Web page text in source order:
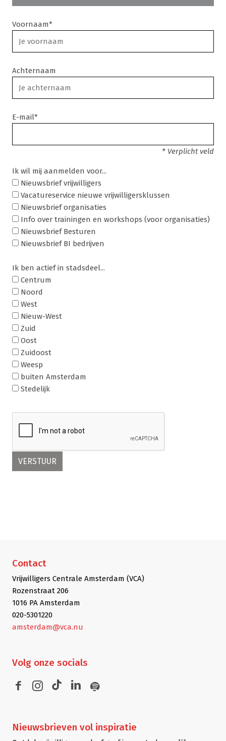
Voornaam*
Achternaam
E-mail*
* Verplicht veld
Ik wil mij aanmelden voor...
Nieuwsbrief vrijwilligers
Vacatureservice nieuwe vrijwilligersklussen
Nieuwsbrief organisaties
Info over trainingen en workshops (voor organisaties)
Nieuwsbrief Besturen
Nieuwsbrief BI bedrijven
Ik ben actief in stadsdeel...
Centrum
Noord
West
Nieuw-West
Zuid
Oost
Zuidoost
Weesp
buiten Amsterdam
Stedelijk
Contact
Vrijwilligers Centrale Amsterdam (VCA)
Rozenstraat 206
1016 PA Amsterdam
020-5301220
amsterdam@vca.nu
Volg onze socials
Nieuwsbrieven vol inspiratie